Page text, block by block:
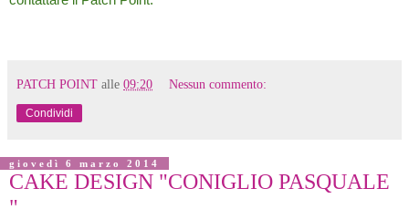
PATCH POINT alle 09:20 Nessun commento:
Condividi
giovedì 6 marzo 2014
CAKE DESIGN "CONIGLIO PASQUALE
"